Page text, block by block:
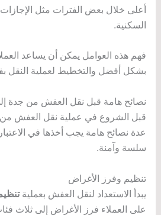
أعلى خلال بعض الفترات مثل الإجازات
السكنية.
فهم هذه العوامل يمكن أن يساعد
بشكل أفضل والتخطيط لعملية النقل
نصائح هامة قبل نقل العفش من جدة
قبل الشروع في عملية نقل العفش من
عدة نصائح هامة يجب أخذها في
سلسة وآمنة.
تنظيم وفرز الأغراض
يبدأ الاستعداد لنقل العفش بعملية
على العملاء فرز الأغراض إلى ثلاث